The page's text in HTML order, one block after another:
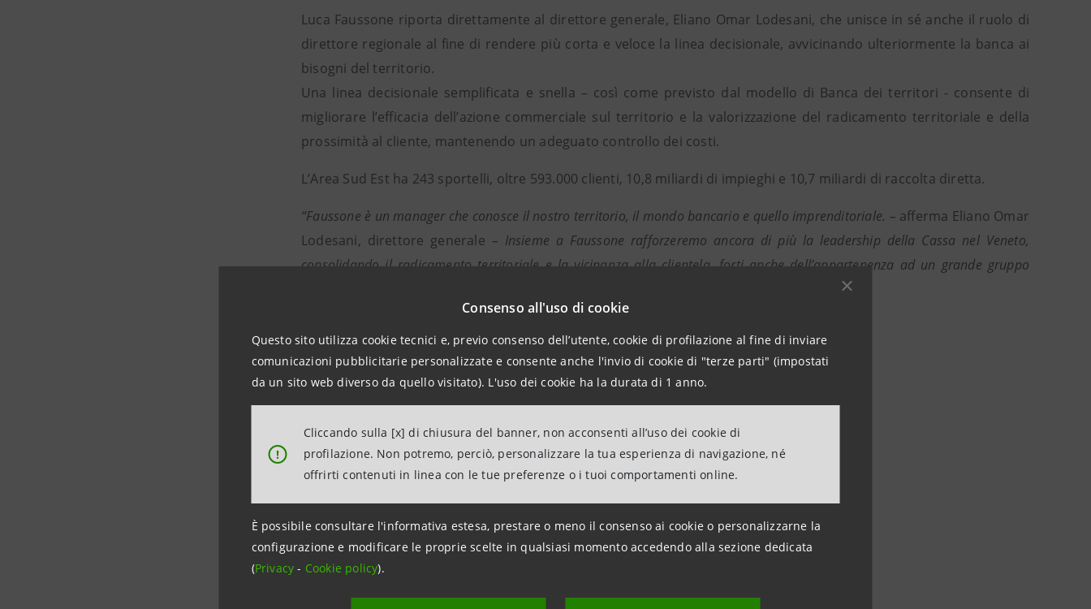
Consenso all'uso di cookie
Questo sito utilizza cookie tecnici e, previo consenso dell’utente, cookie di profilazione al fine di inviare
comunicazioni pubblicitarie personalizzate e consente anche l'invio di cookie di "terze parti" (impostati
da un sito web diverso da quello visitato). L'uso dei cookie ha la durata di 1 anno.
!
Cliccando sulla [x] di chiusura del banner, non acconsenti all’uso dei cookie di
profilazione. Non potremo, perciò, personalizzare la tua esperienza di navigazione, né
offrirti contenuti in linea con le tue preferenze o i tuoi comportamenti online.
È possibile consultare l'informativa estesa, prestare o meno il consenso ai cookie o personalizzarne la
configurazione e modificare le proprie scelte in qualsiasi momento accedendo alla sezione dedicata
(Privacy- Cookie policy).
Luca Faussone riporta direttamente al direttore generale, Eliano Omar Lodesani, che unisce in sé anche il ruolo di
direttore regionale al fine di rendere più corta e veloce la linea decisionale, avvicinando ulteriormente la banca ai
bisogni del territorio.
Una linea decisionale semplificata e snella – così come previsto dal modello di Banca dei territori - consente di
migliorare l’efficacia dell’azione commerciale sul territorio e la valorizzazione del radicamento territoriale e della
prossimità al cliente, mantenendo un adeguato controllo dei costi.
L’Area Sud Est ha 243 sportelli, oltre 593.000 clienti, 10,8 miliardi di impieghi e 10,7 miliardi di raccolta diretta.
“Faussone è un manager che conosce il nostro territorio, il mondo bancario e quello imprenditoriale. – afferma Eliano Omar
Lodesani, direttore generale – Insieme a Faussone rafforzeremo ancora di più la leadership della Cassa nel Veneto,
consolidando il radicamento territoriale e la vicinanza alla clientela, forti anche dell’appartenenza ad un grande gruppo
Per informazioni
Intesa Sanpaolo
Ufficio Rapporti con i Media-Banca dei Territori e Media locali
Tel. +39 049 6539835 – cell +39 335 1355936